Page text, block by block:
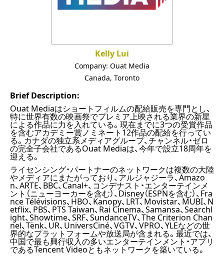
Kelly Lui
Company: Ouat Media
Canada, Toronto
Brief Description:
Ouat Mediaはショートフィルムの配給販売を専門とし、
特に世界有数の映画祭でプレミア上映される業界の新星
による作品に力を入れている。現在までに3つの受賞作品
を含むアカデミー賞ノミネート12作品の配給を行ってい
る。カナダの独立系メディアグループ、チャンネル・ゼロ
の完全子会社であるOuat Mediaは、今年で設立18周年を
迎える。
ライセンシング・パートナーのネットワークは複数の大陸
やメディアにまたがっており、アルジャジーラ、Amazo
n、ARTE、BBC、Canal+、コンデナスト・エンターテインメ
ント（ニューヨーカーを含む）、Disney（ESPNを含む）、Fra
nce Télévisions、HBO、Kanopy、LRT、Movistar、MUBI、N
etflix、PBS、PTS Taiwan、Rai Cinema、Samansa、Searchl
ight、Showtime、SRF、SundanceTV、The Criterion Chan
nel、Tënk、UR、UniversCiné、VGTV、VPRO、YLEなどの世
界的なプラットフォームや放送局が含まれる。最近では、
中国で最も興行収入の多いエンターテインメント・アプリ
であるTencent Videoともネットワークを築いている。